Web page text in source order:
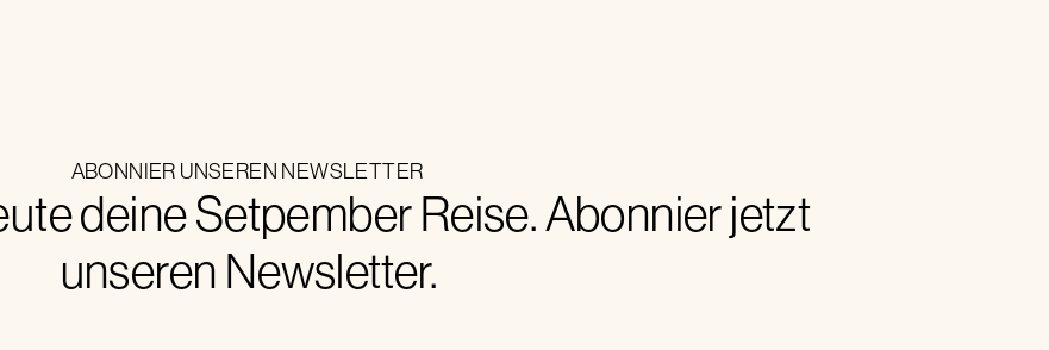
ABONNIER UNSEREN NEWSLETTER
deine Setpember Reise. Abonnier jetzt
unseren Newsletter.